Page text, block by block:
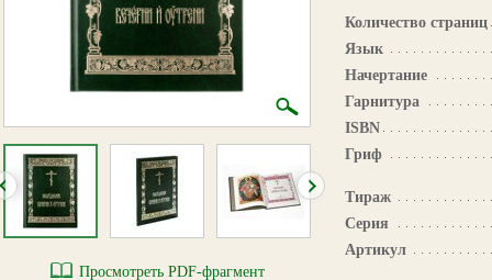
Просмотреть PDF-фрагмент
Количество страниц
Язык
Начертание
Гарнитура
ISBN
Гриф
Тираж
Серия
Артикул